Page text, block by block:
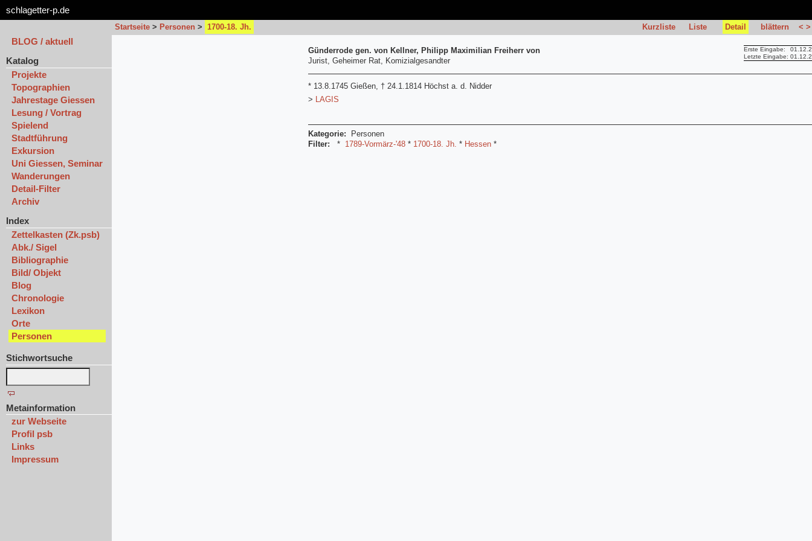
schlagetter-p.de
Startseite > Personen > 1700-18. Jh. Kurzliste Liste Detail blättern < >
BLOG / aktuell
Katalog
Projekte
Topographien
Jahrestage Giessen
Lesung / Vortrag
Spielend
Stadtführung
Exkursion
Uni Giessen, Seminar
Wanderungen
Detail-Filter
Archiv
Index
Zettelkasten (Zk.psb)
Abk./ Sigel
Bibliographie
Bild/ Objekt
Blog
Chronologie
Lexikon
Orte
Personen
Stichwortsuche
Metainformation
zur Webseite
Profil psb
Links
Impressum
Erste Eingabe:
Letzte Eingabe:
Günderrode gen. von Kellner, Philipp Maximilian Freiherr von
Jurist, Geheimer Rat, Komizialgesandter
* 13.8.1745 Gießen, † 24.1.1814 Höchst a. d. Nidder
> LAGIS
Kategorie:
Personen
Filter:
* 1789-Vormärz-'48 * 1700-18. Jh. * Hessen *